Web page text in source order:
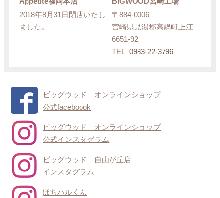
2018年8月31日閉店いたし
ました。
〒884-0006
宮崎県児湯郡高鍋町上江
6651-92
TEL 0983-22-3796
ビッグウッド オンラインショップ
公式faceboook
ビッグウッド オンラインショップ
公式インスタグラム
ビッグウッド 自由が丘店
インスタグラム
ぽちハルくん